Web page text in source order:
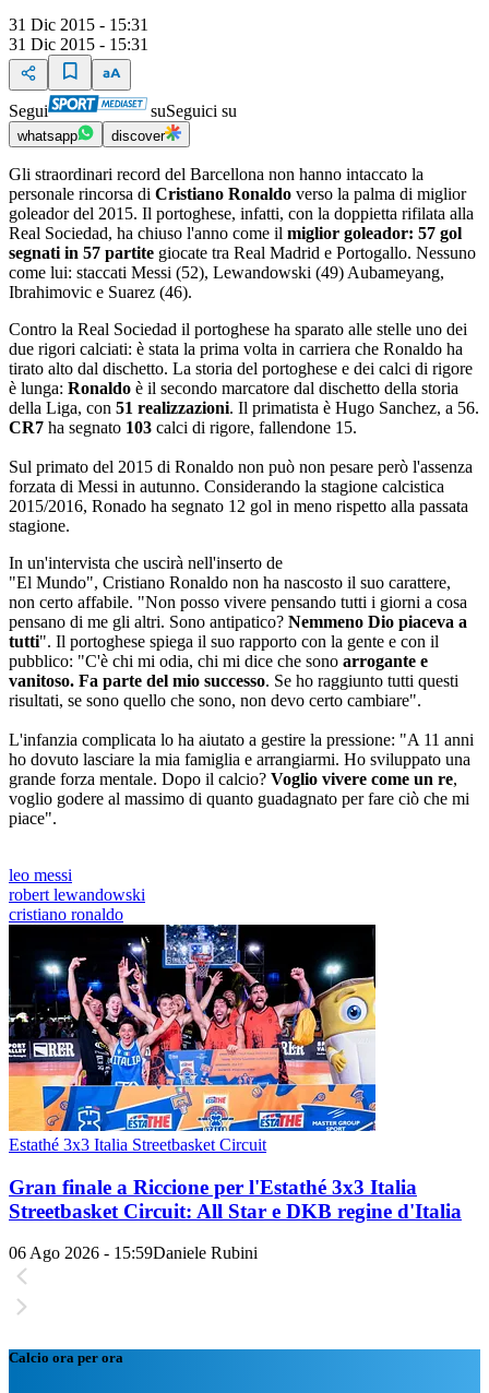
31 Dic 2015 - 15:31
31 Dic 2015 - 15:31
Segui suSeguici su
whatsapp discover
Gli straordinari record del Barcellona non hanno intaccato la
personale rincorsa di Cristiano Ronaldo verso la palma di miglior
goleador del 2015. Il portoghese, infatti, con la doppietta rifilata alla
Real Sociedad, ha chiuso l'anno come il miglior goleador: 57 gol
segnati in 57 partite giocate tra Real Madrid e Portogallo. Nessuno
come lui: staccati Messi (52), Lewandowski (49) Aubameyang,
Ibrahimovic e Suarez (46).
Contro la Real Sociedad il portoghese ha sparato alle stelle uno dei
due rigori calciati: è stata la prima volta in carriera che Ronaldo ha
tirato alto dal dischetto. La storia del portoghese e dei calci di rigore
è lunga: Ronaldo è il secondo marcatore dal dischetto della storia
della Liga, con 51 realizzazioni. Il primatista è Hugo Sanchez, a 56.
CR7 ha segnato 103 calci di rigore, fallendone 15.
Sul primato del 2015 di Ronaldo non può non pesare però l'assenza
forzata di Messi in autunno. Considerando la stagione calcistica
2015/2016, Ronado ha segnato 12 gol in meno rispetto alla passata
stagione.
In un'intervista che uscirà nell'inserto de
"El Mundo", Cristiano Ronaldo non ha nascosto il suo carattere,
non certo affabile. "Non posso vivere pensando tutti i giorni a cosa
pensano di me gli altri. Sono antipatico? Nemmeno Dio piaceva a
tutti". Il portoghese spiega il suo rapporto con la gente e con il
pubblico: "C'è chi mi odia, chi mi dice che sono arrogante e
vanitoso. Fa parte del mio successo. Se ho raggiunto tutti questi
risultati, se sono quello che sono, non devo certo cambiare".
L'infanzia complicata lo ha aiutato a gestire la pressione: "A 11 anni
ho dovuto lasciare la mia famiglia e arrangiarmi. Ho sviluppato una
grande forza mentale. Dopo il calcio? Voglio vivere come un re,
voglio godere al massimo di quanto guadagnato per fare ciò che mi
piace".
leo messi
robert lewandowski
cristiano ronaldo
Estathé 3x3 Italia Streetbasket Circuit
Gran finale a Riccione per l'Estathé 3x3 Italia
Streetbasket Circuit: All Star e DKB regine d'Italia
06 Ago 2026 - 15:59Daniele Rubini
Calcio ora per ora